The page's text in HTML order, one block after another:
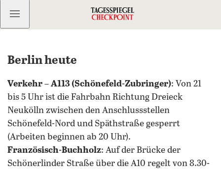
Kostenlos anmelden
Berlin heute
Verkehr – A113 (Schönefeld-Zubringer): Von 21
bis 5 Uhr ist die Fahrbahn Richtung Dreieck
Neukölln zwischen den Anschlussstellen
Schönefeld-Nord und Späthstraße gesperrt
(Arbeiten beginnen ab 20 Uhr).
Französisch-Buchholz: Auf der Brücke der
Schönerlinder Straße über die A10 regelt von 8.30-